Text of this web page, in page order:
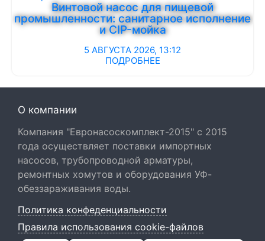
Винтовой насос для пищевой
промышленности: санитарное исполнение
и CIP-мойка
5 АВГУСТА 2026, 13:12
ПОДРОБНЕЕ
О компании
Компания "Евронасоскомплект-2015" с 2015
года осуществляет поставки импортных
насосов, трубопроводной арматуры,
ремонтных хомутов и оборудования УФ-
обеззараживания воды.
Политика конфеденциальности
Правила использования cookie-файлов